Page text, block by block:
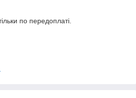
по передоплаті.